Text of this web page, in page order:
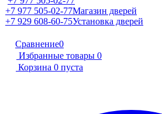
+7 977 505-02-77Магазин дверей
+7 929 608-60-75Установка дверей
Сравнение0
Избранные товары 0
Корзина 0 пуста